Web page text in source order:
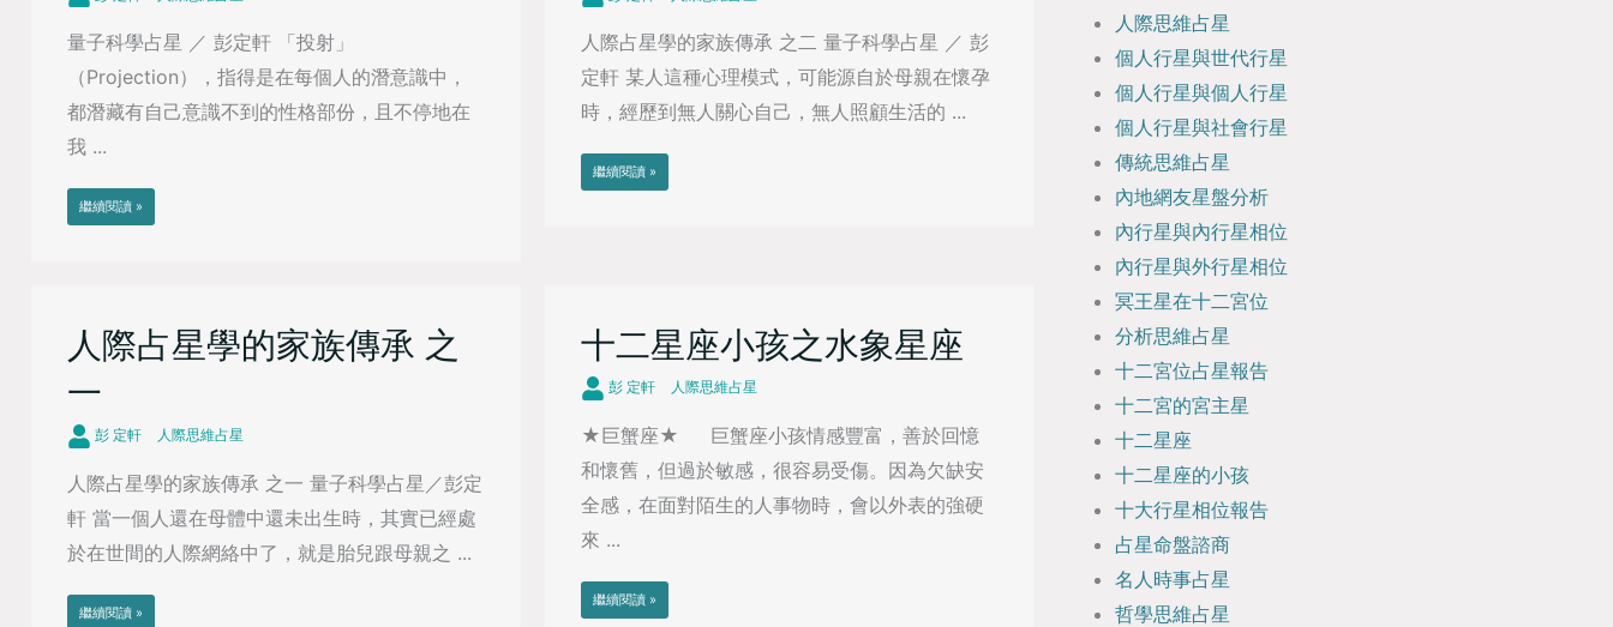
量子科學占星 ／ 彭定軒 「投射」
（Projection），指得是在每個人的潛意識中，
都潛藏有自己意識不到的性格部份，且不停地在
我 ...
繼續閱讀 »
人際占星學的家族傳承 之二 量子科學占星 ／ 彭
定軒 某人這種心理模式，可能源自於母親在懷孕
時，經歷到無人關心自己，無人照顧生活的 ...
繼續閱讀 »
人際占星學的家族傳承 之
一
彭 定軒 人際思維占星
人際占星學的家族傳承 之一 量子科學占星／彭定
軒 當一個人還在母體中還未出生時，其實已經處
於在世間的人際網絡中了，就是胎兒跟母親之 ...
繼續閱讀 »
十二星座小孩之水象星座
彭 定軒 人際思維占星
★巨蟹座★ 巨蟹座小孩情感豐富，善於回憶
和懷舊，但過於敏感，很容易受傷。因為欠缺安
全感，在面對陌生的人事物時，會以外表的強硬
來 ...
繼續閱讀 »
人際思維占星
個人行星與世代行星
個人行星與個人行星
個人行星與社會行星
傳統思維占星
內地網友星盤分析
內行星與內行星相位
內行星與外行星相位
冥王星在十二宮位
分析思維占星
十二宮位占星報告
十二宮的宮主星
十二星座
十二星座的小孩
十大行星相位報告
占星命盤諮商
名人時事占星
哲學思維占星